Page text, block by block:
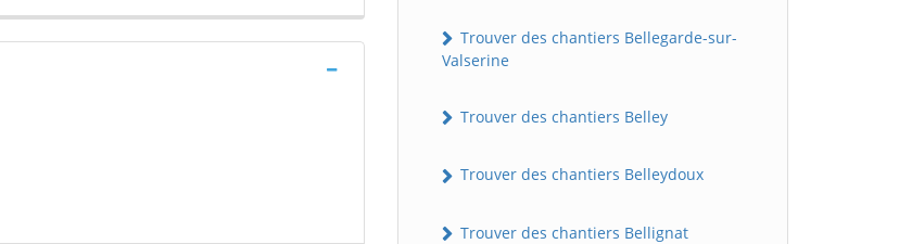
Trouver des chantiers Bellegarde-sur-
Valserine
Trouver des chantiers Belley
Trouver des chantiers Belleydoux
Trouver des chantiers Bellignat